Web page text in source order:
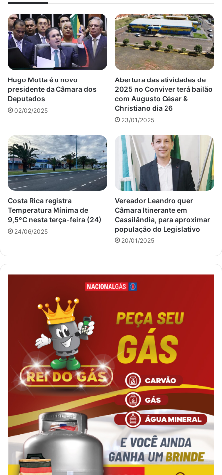
Hugo Motta é o novo
presidente da Câmara dos
Deputados
02/02/2025
Abertura das atividades de
2025 no Conviver terá bailão
com Augusto César &
Christiano dia 26
23/01/2025
Costa Rica registra
Temperatura Mínima de
9,5ºC nesta terça-feira (24)
24/06/2025
Vereador Leandro quer
Câmara Itinerante em
Cassilândia, para aproximar
população do Legislativo
20/01/2025